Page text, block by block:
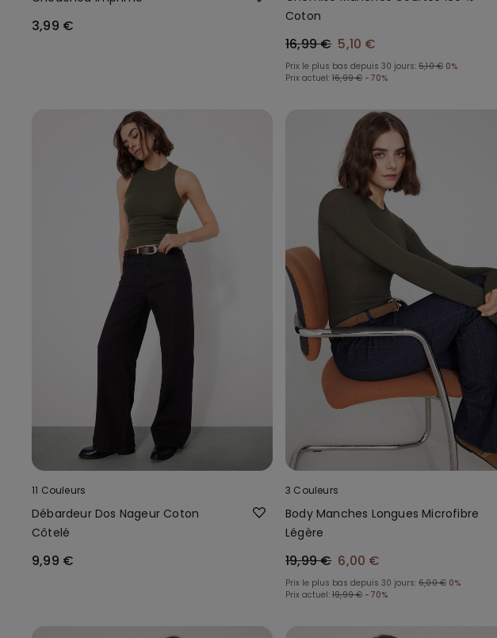
3,99 €
Coton
16,99 € 5,10 €
Prix le plus bas depuis 30 jours: 5,10 € 0%
Prix actuel: 16,99 € -70%
11 Couleurs
Débardeur Dos Nageur Coton
Côtelé
9,99 €
3 Couleurs
Body Manches Longues Microfibre
Légère
19,99 € 6,00 €
Prix le plus bas depuis 30 jours: 6,00 € 0%
Prix actuel: 19,99 € -70%